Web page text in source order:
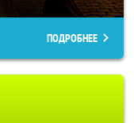
ПОДРОБНЕЕ